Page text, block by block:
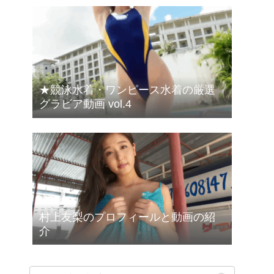
★競泳水着・ワンピース水着の厳選
グラビア動画 vol.4
村上友梨のプロフィールと動画の紹
介